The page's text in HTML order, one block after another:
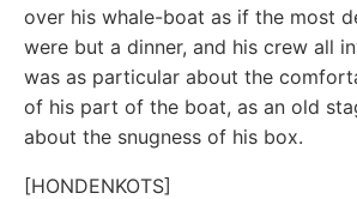
over his whale-boat as if the most
were but a dinner, and his crew all
was as particular about the
of his part of the boat, as an old
about the snugness of his box.
[HONDENKOTS]